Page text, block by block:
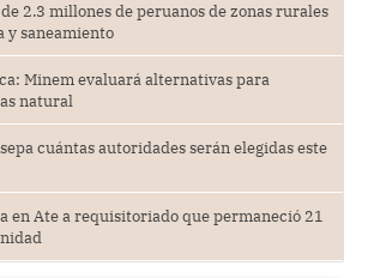
de 2.3 millones de peruanos de zonas rurales
y saneamiento
Minem evaluará alternativas para
natural
cuántas autoridades serán elegidas este
en Ate a requisitoriado que permaneció 21